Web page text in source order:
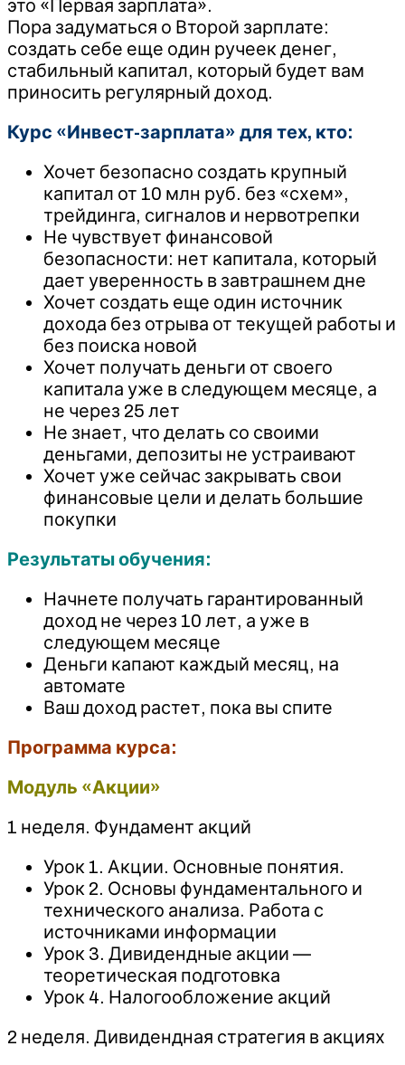
это «Первая зарплата».
Пора задуматься о Второй зарплате:
создать себе еще один ручеек денег,
стабильный капитал, который будет вам
приносить регулярный доход.
Курс «Инвест-зарплата» для тех, кто:
Хочет безопасно создать крупный
капитал от 10 млн руб. без «схем»,
трейдинга, сигналов и нервотрепки
Не чувствует финансовой
безопасности: нет капитала, который
дает уверенность в завтрашнем дне
Хочет создать еще один источник
дохода без отрыва от текущей работы и
без поиска новой
Хочет получать деньги от своего
капитала уже в следующем месяце, а
не через 25 лет
Не знает, что делать со своими
деньгами, депозиты не устраивают
Хочет уже сейчас закрывать свои
финансовые цели и делать большие
покупки
Результаты обучения:
Начнете получать гарантированный
доход не через 10 лет, а уже в
следующем месяце
Деньги капают каждый месяц, на
автомате
Ваш доход растет, пока вы спите
Программа курса:
Модуль «Акции»
1 неделя. Фундамент акций
Урок 1. Акции. Основные понятия.
Урок 2. Основы фундаментального и
технического анализа. Работа с
источниками информации
Урок 3. Дивидендные акции —
теоретическая подготовка
Урок 4. Налогообложение акций
2 неделя. Дивидендная стратегия в акциях